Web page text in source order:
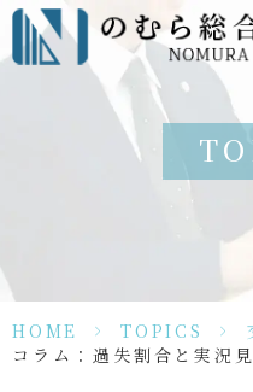
HOME > TOPICS >
コラム：過失割合と実況